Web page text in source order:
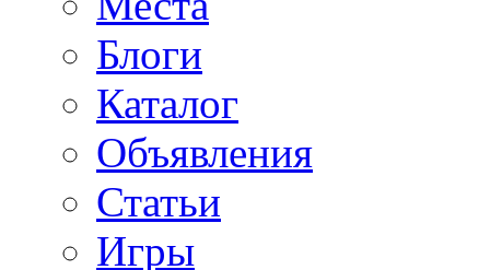
Блоги
Каталог
Объявления
Статьи
Игры